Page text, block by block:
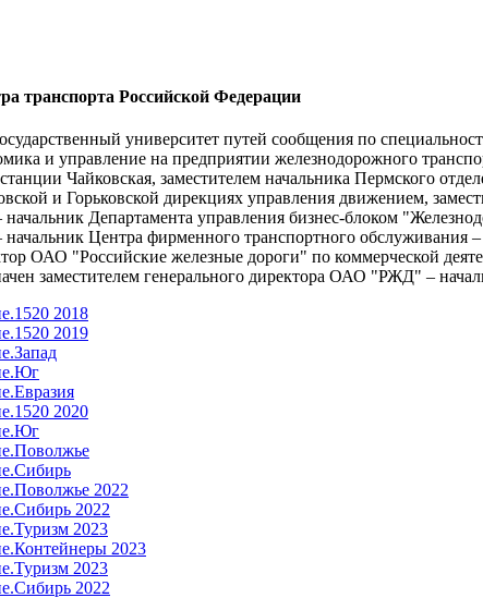
транспорта Российской Федерации
университет путей сообщения по
и управление на предприятии железнодорожного
Чайковская, заместителем начальника Пермского
и Горьковской дирекциях управления движением,
начальник Департамента управления бизнес-блоком
начальник Центра фирменного транспортного
ОАО "Российские железные дороги" по коммерческой
заместителем генерального директора ОАО "РЖД" –
2018
2019
2020
2022
2022
2023
2023
2023
2022